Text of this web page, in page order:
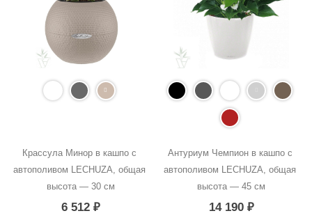
Крассула Минор в кашпо с
автополивом LECHUZA, общая
высота — 30 см
6 512 ₽
Антуриум Чемпион в кашпо с
автополивом LECHUZA, общая
высота — 45 см
14 190 ₽